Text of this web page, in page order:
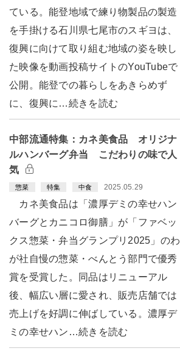
ている。能登地域で練り物製品の製造
を手掛ける石川県七尾市のスギヨは、
復興に向けて取り組む地域の姿を映し
た映像を動画投稿サイトのYouTubeで
公開。能登での暮らしをあきらめず
に、復興に…続きを読む
中部流通特集：カネ美食品 オリジナ
ルハンバーグ弁当 こだわりの味で人
気
惣菜 特集 中食 2025.05.29
カネ美食品は「濃厚デミの幸せハン
バーグとカニコロ御膳」が「ファベッ
クス惣菜・弁当グランプリ2025」のわ
が社自慢の惣菜・べんとう部門で優秀
賞を受賞した。同品はリニューアル
後、幅広い層に愛され、販売店舗では
売上げを好調に伸ばしている。濃厚デ
ミの幸せハン…続きを読む